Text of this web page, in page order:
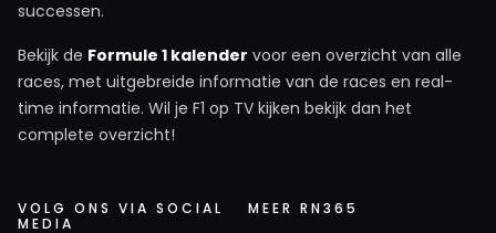
Georgina heh die mag dat toen ie op Max instuurde
was Max ook het bakkie. Het wordt een ware
relnicht. En dat is voorzitter van de rijders
Jan Van Den Oever
successen.
Bekijk de Formule 1 kalender voor een overzicht van alle
races, met uitgebreide informatie van de races en real-
time informatie. Wil je F1 op TV kijken bekijk dan het
complete overzicht!
VOLG ONS VIA SOCIAL
MEDIA
MEER RN365